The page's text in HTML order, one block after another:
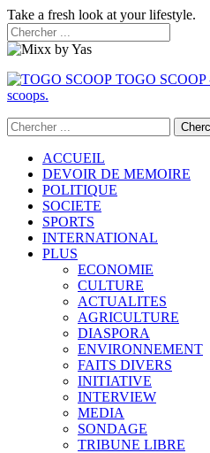
Take a fresh look at your lifestyle.
TOGO SCOOP
scoops.
ACCUEIL
DEVOIR DE MEMOIRE
POLITIQUE
SOCIETE
SPORTS
INTERNATIONAL
PLUS
ECONOMIE
CULTURE
ACTUALITES
AGRICULTURE
DIASPORA
ENVIRONNEMENT
FAITS DIVERS
INITIATIVE
INTERVIEW
MEDIA
SONDAGE
TRIBUNE LIBRE